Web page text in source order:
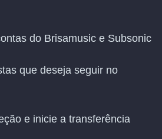
do Brisamusic e Subsonic
que deseja seguir no
e inicie a transferência